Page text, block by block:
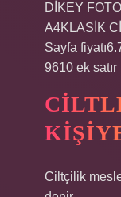
DİKEY
A4KLASİK
Sayfa
9610 ek satır
Ciltçilik